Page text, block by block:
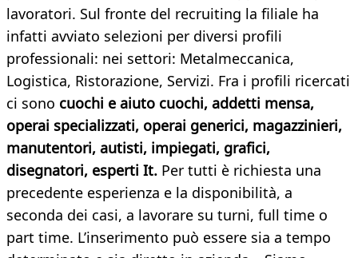
lavoratori. Sul fronte del recruiting la filiale ha
infatti avviato selezioni per diversi profili
professionali: nei settori: Metalmeccanica,
Logistica, Ristorazione, Servizi. Fra i profili ricercati
ci sono cuochi e aiuto cuochi, addetti mensa,
operai specializzati, operai generici, magazzinieri,
manutentori, autisti, impiegati, grafici,
disegnatori, esperti It. Per tutti è richiesta una
precedente esperienza e la disponibilità, a
seconda dei casi, a lavorare su turni, full time o
part time. L’inserimento può essere sia a tempo